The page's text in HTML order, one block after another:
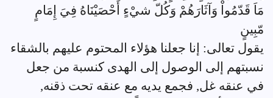
مَاَ قَدّمُواْ وَآثَارَهُمْ وَكُلّ شيْءٍ أَحْصَيْنَاهُ فِيَ إِمَامٍ
مّبِينٍ
يقول تعالى: إنا جعلنا هؤلاء المحتوم عليهم بالشقاء
نسبتهم إلى الوصول إلى الهدى كنسبة من جعل
في عنقه غل, فجمع يديه مع عنقه تحت ذقنه,